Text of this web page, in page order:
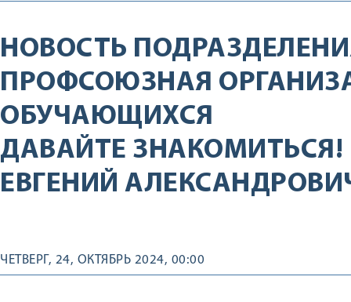
НОВОСТЬ
ПРОФСОЮЗНАЯ
ОБУЧАЮЩИХСЯ
ДАВАЙТЕ ЗНАКОМИТЬСЯ!
ЕВГЕНИЙ
ЧЕТВЕРГ, 24, ОКТЯБРЬ 2024, 00:00